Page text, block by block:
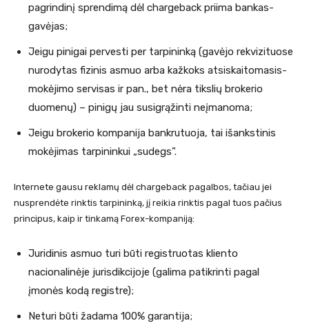
pagrindinį sprendimą dėl сhargeback priima bankas-
gavėjas;
Jeigu pinigai pervesti per tarpininką (gavėjo rekvizituose
nurodytas fizinis asmuo arba kažkoks atsiskaitomasis-
mokėjimo servisas ir pan., bet nėra tikslių brokerio
duomenų) – pinigų jau susigrąžinti neįmanoma;
Jeigu brokerio kompanija bankrutuoja, tai išankstinis
mokėjimas tarpininkui „sudegs”.
Internete gausu reklamų dėl chargeback pagalbos, tačiau jei
nusprendėte rinktis tarpininką, jį reikia rinktis pagal tuos pačius
principus, kaip ir tinkamą Forex-kompaniją:
Juridinis asmuo turi būti registruotas kliento
nacionalinėje jurisdikcijoje (galima patikrinti pagal
įmonės kodą registre);
Neturi būti žadama 100% garantija;